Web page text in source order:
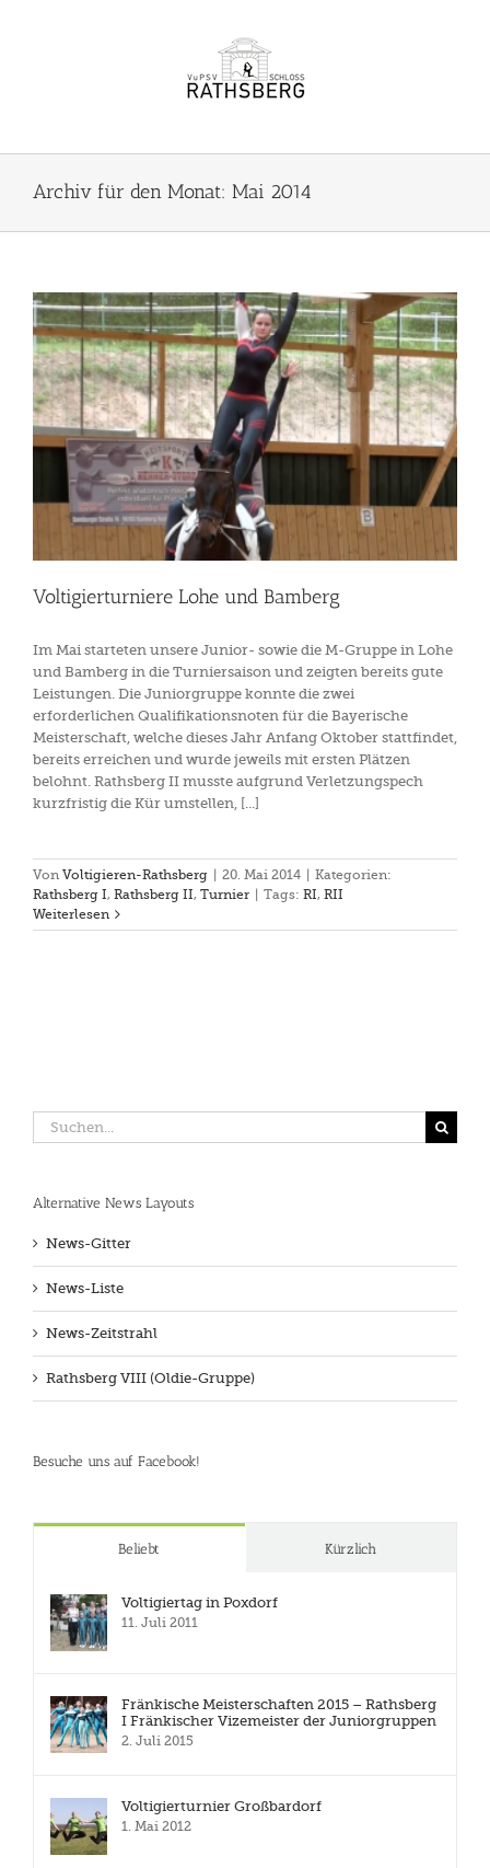
Archiv für den Monat: Mai 2014
Voltigierturniere Lohe und Bamberg
Im Mai starteten unsere Junior- sowie die M-Gruppe in Lohe
und Bamberg in die Turniersaison und zeigten bereits gute
Leistungen. Die Juniorgruppe konnte die zwei
erforderlichen Qualifikationsnoten für die Bayerische
Meisterschaft, welche dieses Jahr Anfang Oktober stattfindet,
bereits erreichen und wurde jeweils mit ersten Plätzen
belohnt. Rathsberg II musste aufgrund Verletzungspech
kurzfristig die Kür umstellen, [...]
Von Voltigieren-Rathsberg 20. Mai 2014
Kategorien:
Rathsberg I, Rathsberg II, Turnier Tags: RI, RII
Weiterlesen
Suche
nach:
Alternative News Layouts
News-Gitter
News-Liste
News-Zeitstrahl
Rathsberg VIII (Oldie-Gruppe)
Besuche uns auf Facebook!
Beliebt Kürzlich
Voltigiertag in Poxdorf
11. Juli 2011
Fränkische Meisterschaften 2015 – Rathsberg
I Fränkischer Vizemeister der Juniorgruppen
2. Juli 2015
Voltigierturnier Großbardorf
1. Mai 2012